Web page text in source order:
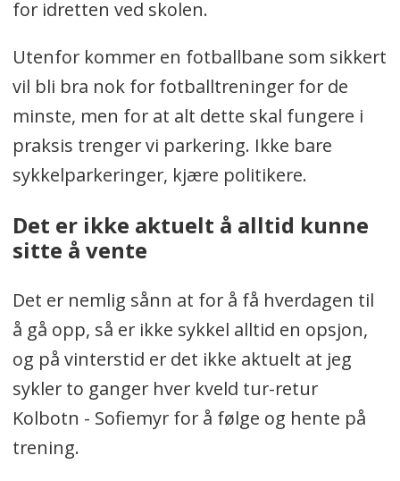
for idretten ved skolen.
Utenfor kommer en fotballbane som sikkert
vil bli bra nok for fotballtreninger for de
minste, men for at alt dette skal fungere i
praksis trenger vi parkering. Ikke bare
sykkelparkeringer, kjære politikere.
Det er ikke aktuelt å alltid kunne
sitte å vente
Det er nemlig sånn at for å få hverdagen til
å gå opp, så er ikke sykkel alltid en opsjon,
og på vinterstid er det ikke aktuelt at jeg
sykler to ganger hver kveld tur-retur
Kolbotn - Sofiemyr for å følge og hente på
trening.